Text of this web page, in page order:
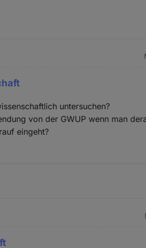
untersuchen?
von der GWUP wenn man
eingeht?